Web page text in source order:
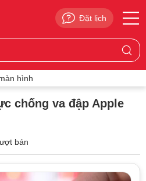
Đặt lịch
hình
chống va đập Apple
bán